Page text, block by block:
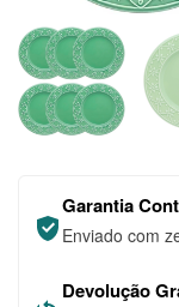
Garantia
Enviado com
Devolução